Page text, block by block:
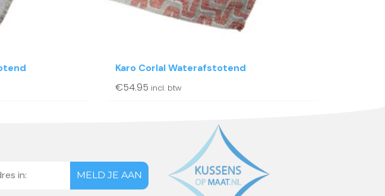
Karo Corlal Waterafstotend
€54.95 incl. btw
MELD JE AAN